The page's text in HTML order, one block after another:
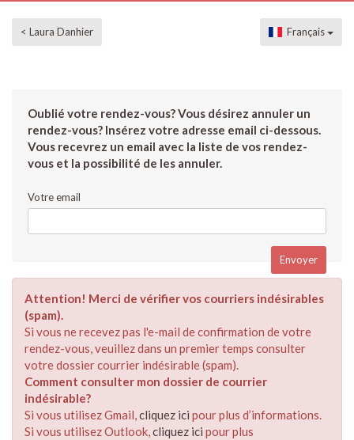
< Laura Danhier Français
Oublié votre rendez-vous? Vous désirez annuler un
rendez-vous? Insérez votre adresse email ci-dessous.
Vous recevrez un email avec la liste de vos rendez-
vous et la possibilité de les annuler.
Votre email
Attention! Merci de vérifier vos courriers indésirables
(spam).
Si vous ne recevez pas l'e-mail de confirmation de votre
rendez-vous, veuillez dans un premier temps consulter
votre dossier courrier indésirable (spam).
Comment consulter mon dossier de courrier
indésirable?
Si vous utilisez Gmail,cliquez ici pour plus d’informations.
Si vous utilisez Outlook,cliquez ici pour plus